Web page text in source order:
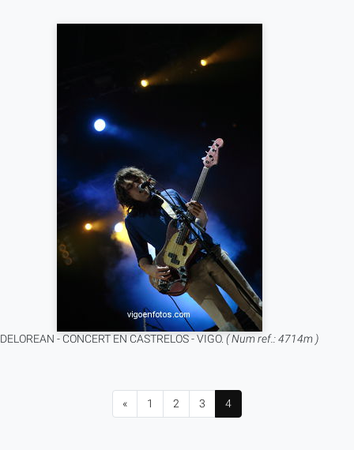
DELOREAN - CONCERT EN CASTRELOS - VIGO. ( Num ref.: 4714m )
« 1 2 3 4